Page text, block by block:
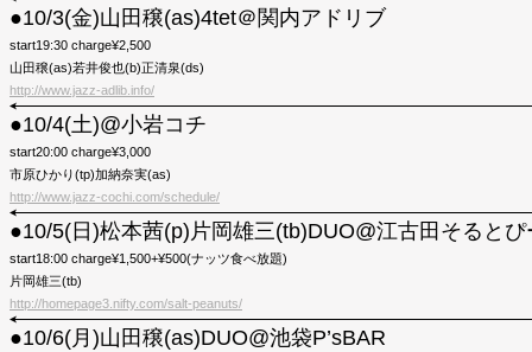
●10/3(金)山田穣(as)4tet＠関内アドリブ
start19:30 charge¥2,500
山田穣(as)若井俊也(b)正清泉(ds)
http://www.jazz-adlib.info/
●10/4(土)@小岩コチ
start20:00 charge¥3,000
市原ひかり(tp)加納奈実(as)
http://www.jazz-cochi.com/schedule/
●10/5(日)松本茜(p)片岡雄三(tb)DUO@江古田そるとぴ
start18:00 charge¥1,500+¥500(ナッツ食べ放題)
片岡雄三(tb)
http://homepage3.nifty.com/salt-peanuts/
●10/6(月)山田穣(as)DUO@池袋P’sBAR